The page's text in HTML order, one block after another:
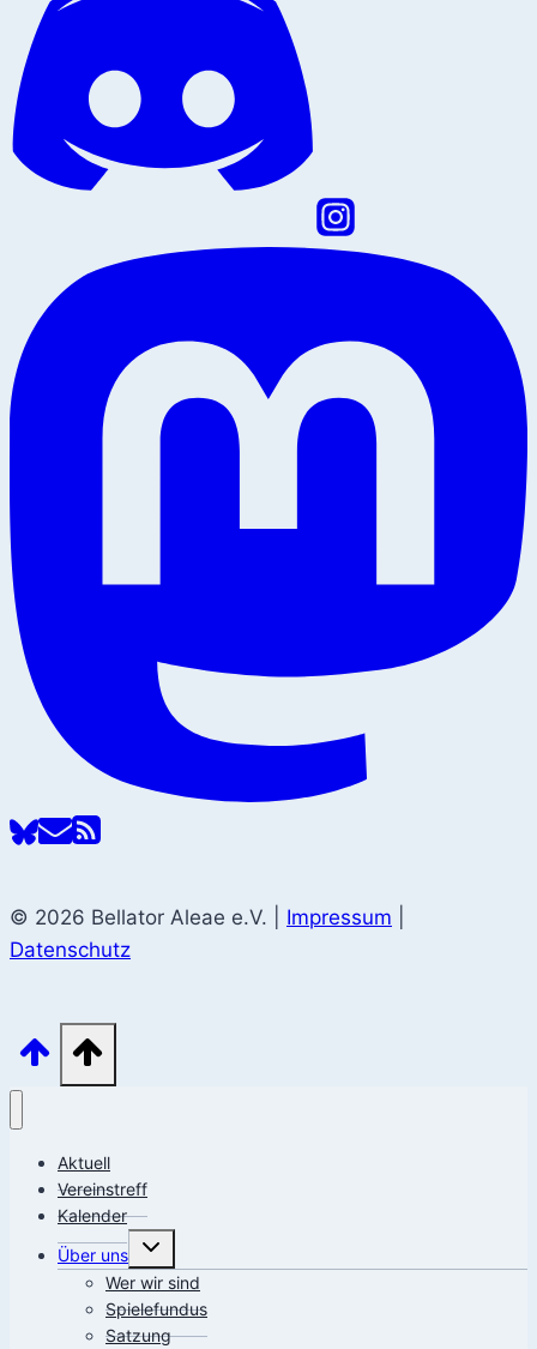
© 2026 Bellator Aleae e.V. | Impressum
Datenschutz
Aktuell
Vereinstreff
Kalender
Über uns
Untermenü
umschalten
Wer wir sind
Spielefundus
Satzung